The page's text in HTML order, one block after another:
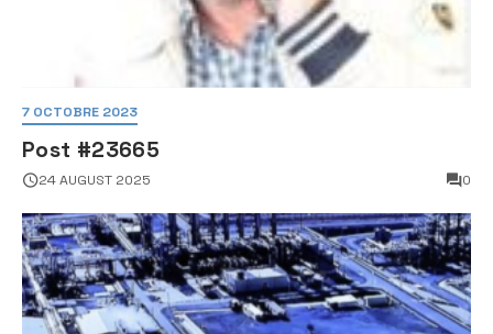
7 OCTOBRE 2023
Post #23665
24 AUGUST 2025 0